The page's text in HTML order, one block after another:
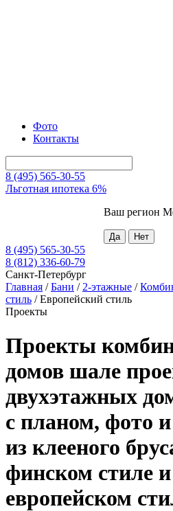
Фото
Контакты
8 (495) 565-30-55
Льготная ипотека 6%
Ваш регион
8 (495) 565-30-55
8 (812) 336-60-79
Санкт-Петербург
Главная /Бани / 2-этажные /
стиль /Европейский стиль
Проекты
Проекты
домов шале
двухэтажных
с планом, фото
из клееного
финском стиле
европейском